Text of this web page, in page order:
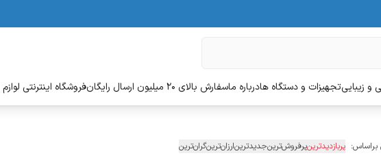
و زیباییتجهیزات و دستگاه هادرباره ماسفارش بالای 20 میلیون ارسال رایگان فروشگاه اینترنتی
پربازدیدترینپرفروش‌ترینجدیدترینارزان‌ترینگران‌ترین